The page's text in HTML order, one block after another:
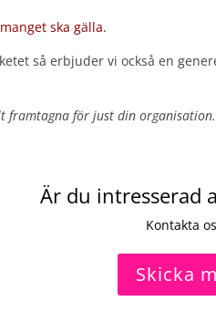
ska gälla.
så erbjuder vi också en
för just din
Är du intresserad
Kontakta
Skicka